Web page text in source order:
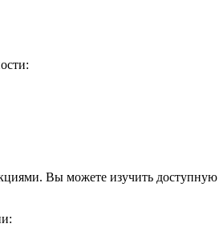
Вы можете изучить